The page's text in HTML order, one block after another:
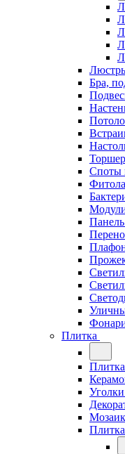
Бра,
Споты
Плитка
Плитка